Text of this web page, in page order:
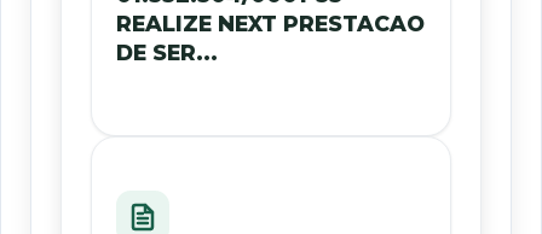
REALIZE NEXT PRESTACAO
DE SER...